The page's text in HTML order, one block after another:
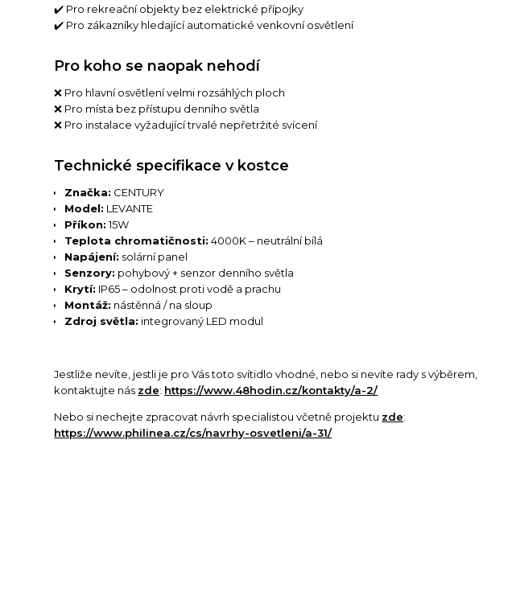
✔️ Pro rekreační objekty bez elektrické přípojky
✔️ Pro zákazníky hledající automatické venkovní osvětlení
Pro koho se naopak nehodí
❌ Pro hlavní osvětlení velmi rozsáhlých ploch
❌ Pro místa bez přístupu denního světla
❌ Pro instalace vyžadující trvalé nepřetržité svícení
Technické specifikace v kostce
Značka: CENTURY
Model: LEVANTE
Příkon:15W
Teplota chromatičnosti: 4000K – neutrální bílá
Napájení: solární panel
Senzory: pohybový + senzor denního světla
Krytí: IP65 – odolnost proti vodě a prachu
Montáž: nástěnná / na sloup
Zdroj světla: integrovaný LED modul
Jestliže nevíte, jestli je pro Vás toto svítidlo vhodné, nebo si nevíte rady s výběrem,
kontaktujte nás zde: https://www.48hodin.cz/kontakty/a-2/
Nebo si nechejte zpracovat návrh specialistou včetně projektu zde:
https://www.philinea.cz/cs/navrhy-osvetleni/a-31/